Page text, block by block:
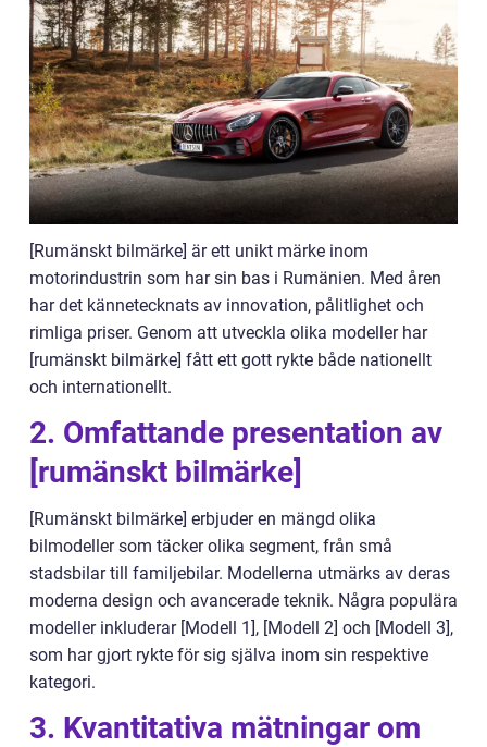
[Rumänskt bilmärke] är ett unikt märke inom
motorindustrin som har sin bas i Rumänien. Med åren
har det kännetecknats av innovation, pålitlighet och
rimliga priser. Genom att utveckla olika modeller har
[rumänskt bilmärke] fått ett gott rykte både nationellt
och internationellt.
2. Omfattande presentation av
[rumänskt bilmärke]
[Rumänskt bilmärke] erbjuder en mängd olika
bilmodeller som täcker olika segment, från små
stadsbilar till familjebilar. Modellerna utmärks av deras
moderna design och avancerade teknik. Några populära
modeller inkluderar [Modell 1], [Modell 2] och [Modell 3],
som har gjort rykte för sig själva inom sin respektive
kategori.
3. Kvantitativa mätningar om